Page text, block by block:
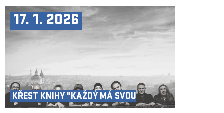
17. 1. 2026
KŘEST KNIHY "KAŽDÝ MÁ SVOU